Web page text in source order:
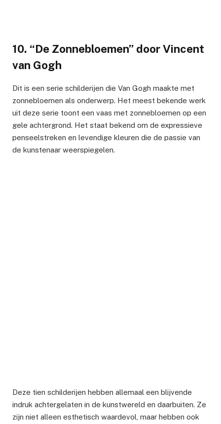
10. “De Zonnebloemen” door Vincent
van Gogh
Dit is een serie schilderijen die Van Gogh maakte met
zonnebloemen als onderwerp. Het meest bekende werk
uit deze serie toont een vaas met zonnebloemen op een
gele achtergrond. Het staat bekend om de expressieve
penseelstreken en levendige kleuren die de passie van
de kunstenaar weerspiegelen.
Deze tien schilderijen hebben allemaal een blijvende
indruk achtergelaten in de kunstwereld en daarbuiten. Ze
zijn niet alleen esthetisch waardevol, maar hebben ook